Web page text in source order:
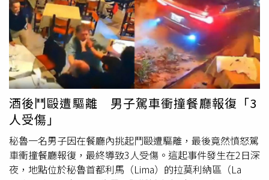
為以顯示技術為核心的解決方案供應商。（圖／翻攝自友達
光電AUO臉書）友達董事長彭双浪在宣布併購的重訊記者會
說「這能把我們顯示技術的價值更加放大，能讓友達的經營
往永續方向走，不受到像過去20幾年的上下景氣循環的劇烈
變動，用多元組合，讓友達不只是一家面板公司，而是一個
以顯示技術為核心的解決方案供應商。」受關稅政策、匯率
等因素影響，全球景氣不確定性加劇，今年6月開始，面板
需求開始走弱，研調機構群智諮詢和摩根士丹利都認為，電
視面板下半年報價、出貨量恐會持續下降，將面臨傳統旺季
不旺。友達與群創今年6月營收也雙雙下滑，友達6月營收
219.22億元，月減9.3%、年減13.1%，群創為185.11億
元，月減1.14%、年減1.23%，均創下今年單月次低紀錄。
酒後鬥毆遭驅離 男子駕車衝撞餐廳報復「3
人受傷」
秘魯一名男子因在餐廳內挑起鬥毆遭驅離，最後竟然憤怒駕
車衝撞餐廳報復，最終導致3人受傷。這起事件發生在2日深
夜，地點位於秘魯首都利馬（Lima）的拉莫利納區（La